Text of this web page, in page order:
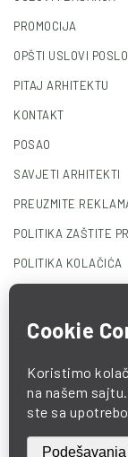
PROMOCIJA
OPŠTI USLOVI
PITAJ ARHITEKTU
KONTAKT
POSAO
SAVJETI ARHITEKTI
PREUZMITE
POLITIKA ZAŠTITE
POLITIKA KOLAČIĆA
©